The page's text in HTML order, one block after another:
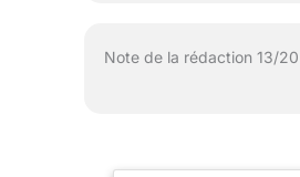
Note de la rédaction 13/20